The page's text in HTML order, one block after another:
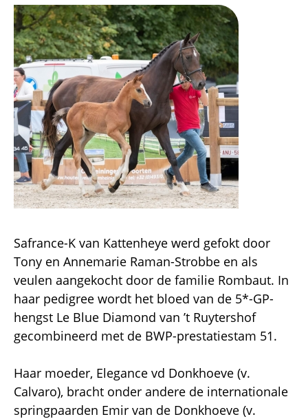
Afbeelding
Safrance-K van Kattenheye werd gefokt door
Tony en Annemarie Raman-Strobbe en als
veulen aangekocht door de familie Rombaut. In
haar pedigree wordt het bloed van de 5*-GP-
hengst Le Blue Diamond van ’t Ruytershof
gecombineerd met de BWP-prestatiestam 51.
Haar moeder, Elegance vd Donkhoeve (v.
Calvaro), bracht onder andere de internationale
springpaarden Emir van de Donkhoeve (v.